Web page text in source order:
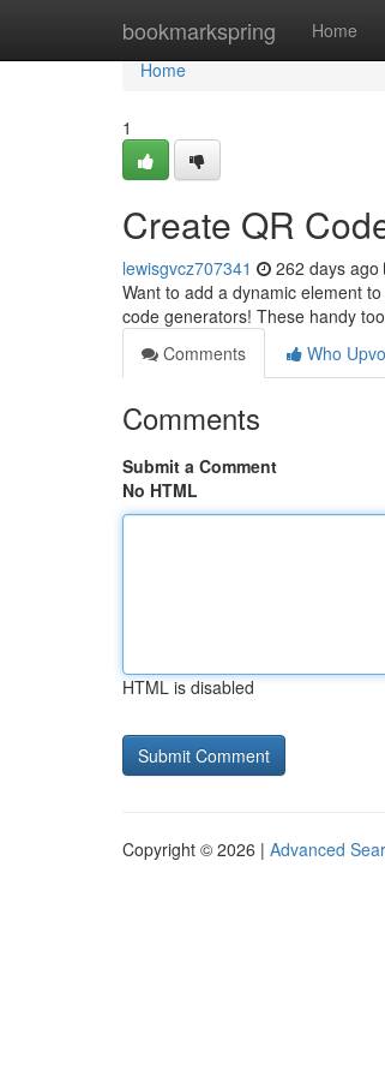
bookmarkspring Home
Home
Home
1
Create QR
lewisgvcz707341 262 days ago
Want to add a dynamic element
code generators! These handy
Comments
Who
Comments
Submit a Comment
No HTML
HTML is disabled
Copyright © 2026 | Advanced